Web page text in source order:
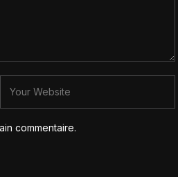
commentaire.